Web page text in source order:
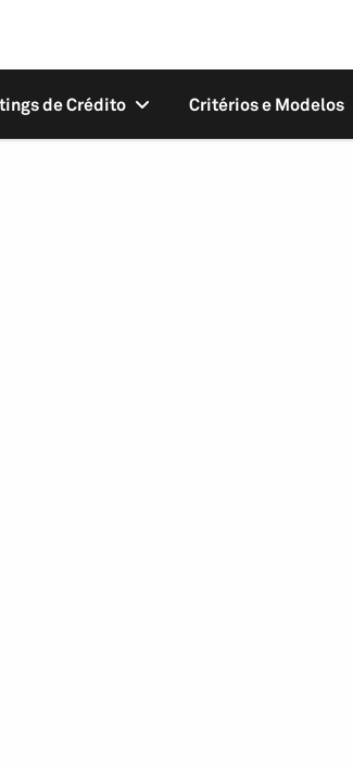
de Crédito Critérios e Modelos